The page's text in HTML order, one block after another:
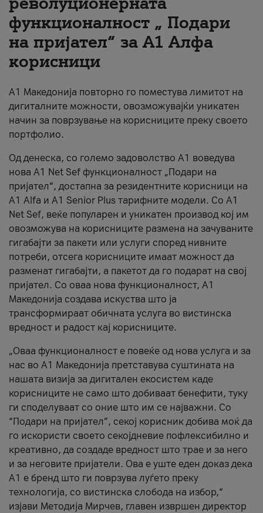
За нас
#ПодобарОнлајн
функционалност „ Подари
на пријател“ за А1 Алфа
корисници
А1 Македонија повторно го поместува лимитот на
дигиталните можности, овозможувајќи уникатен
начин за поврзување на корисниците преку своето
портфолио.
Од денеска, со големо задоволство А1 воведува
нова A1 Net Sef функционалност „Подари на
пријател“, достапна за резидентните корисници на
А1 Alfa и A1 Senior Plus тарифните модели. Со A1
Net Sef, веќе популарен и уникатен производ кој им
овозможува на корисниците размена на зачуваните
гигабајти за пакети или услуги според нивните
потреби, отсега корисниците имаат можност да
разменат гигабајти, а пакетот да го подарат на свој
пријател. Со оваа нова функционалност, А1
Македонија создава искуства што ја
трансформираат обичната услуга во вистинска
вредност и радост кај корисниците.
„Оваа функционалност е повеќе од нова услуга и за
нас во А1 Македонија претставува суштината на
нашата визија за дигитален екосистем каде
корисниците не само што добиваат бенефити, туку
ги споделуваат со оние што им се најважни. Со
“Подари на пријател”, секој корисник добива моќ да
го искористи своето секојдневие пофлексибилно и
креативно, да создаде вредност што трае и за него
и за неговите пријатели. Ова е уште еден доказ дека
А1 е бренд што ги поврзува луѓето преку
технологија, со вистинска слобода на избор,“
изјави Методија Мирчев, главен извршен директор